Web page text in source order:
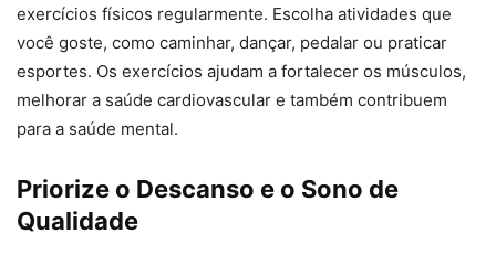
exercícios físicos regularmente. Escolha atividades que
você goste, como caminhar, dançar, pedalar ou praticar
esportes. Os exercícios ajudam a fortalecer os músculos,
melhorar a saúde cardiovascular e também contribuem
para a saúde mental.
Priorize o Descanso e o Sono de
Qualidade